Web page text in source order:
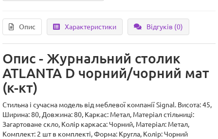
Опис Характеристики Відгуків (0)
Опис - Журнальний столик
ATLANTA D чорний/чорний мат
(к-кт)
Стильна і сучасна модель від меблевої компанії Signal. Висота: 45,
Ширина: 80, Довжина: 80, Каркас: Метал, Матеріал стільниці:
Загартоване скло, Колір каркаса: Чорний, Матеріал: Метал,
Комплект: 2 шт в комплекті, Форма: Кругла, Колір: Чорний